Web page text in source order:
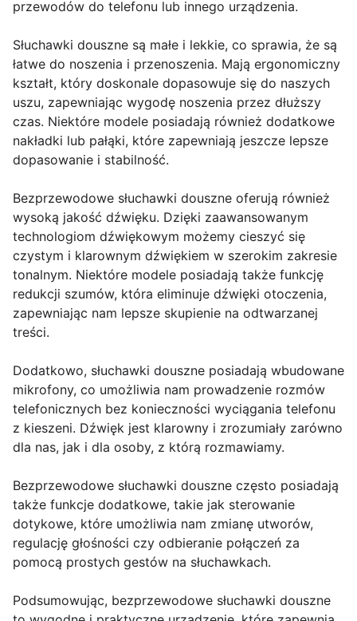
przewodów do telefonu lub innego urządzenia.
Słuchawki douszne są małe i lekkie, co sprawia, że są
łatwe do noszenia i przenoszenia. Mają ergonomiczny
kształt, który doskonale dopasowuje się do naszych
uszu, zapewniając wygodę noszenia przez dłuższy
czas. Niektóre modele posiadają również dodatkowe
nakładki lub pałąki, które zapewniają jeszcze lepsze
dopasowanie i stabilność.
Bezprzewodowe słuchawki douszne oferują również
wysoką jakość dźwięku. Dzięki zaawansowanym
technologiom dźwiękowym możemy cieszyć się
czystym i klarownym dźwiękiem w szerokim zakresie
tonalnym. Niektóre modele posiadają także funkcję
redukcji szumów, która eliminuje dźwięki otoczenia,
zapewniając nam lepsze skupienie na odtwarzanej
treści.
Dodatkowo, słuchawki douszne posiadają wbudowane
mikrofony, co umożliwia nam prowadzenie rozmów
telefonicznych bez konieczności wyciągania telefonu
z kieszeni. Dźwięk jest klarowny i zrozumiały zarówno
dla nas, jak i dla osoby, z którą rozmawiamy.
Bezprzewodowe słuchawki douszne często posiadają
także funkcje dodatkowe, takie jak sterowanie
dotykowe, które umożliwia nam zmianę utworów,
regulację głośności czy odbieranie połączeń za
pomocą prostych gestów na słuchawkach.
Podsumowując, bezprzewodowe słuchawki douszne